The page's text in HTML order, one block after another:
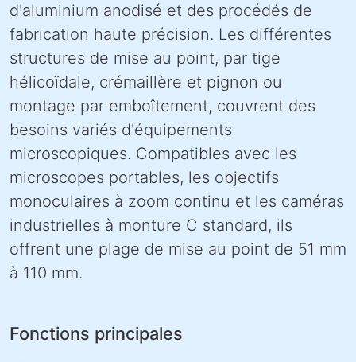
d'aluminium anodisé et des procédés de
fabrication haute précision. Les différentes
structures de mise au point, par tige
hélicoïdale, crémaillère et pignon ou
montage par emboîtement, couvrent des
besoins variés d'équipements
microscopiques. Compatibles avec les
microscopes portables, les objectifs
monoculaires à zoom continu et les caméras
industrielles à monture C standard, ils
offrent une plage de mise au point de 51 mm
à 110 mm.
Fonctions principales